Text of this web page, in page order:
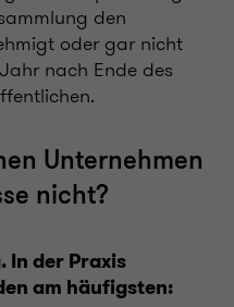
den
oder gar nicht
nach Ende des
Unternehmen
nicht?
In der Praxis
am häufigsten: